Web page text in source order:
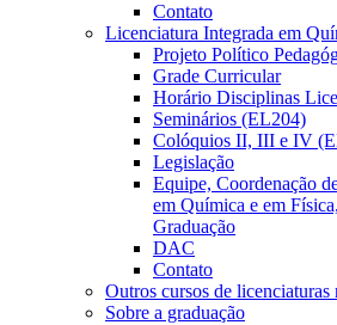
Contato
Licenciatura Integrada em
Projeto Político
Grade Curricular
Horário Disciplinas
Seminários (EL204)
Colóquios II, III e IV
Legislação
Equipe, Coordenação
em Química e em
Graduação
DAC
Contato
Outros cursos de
Sobre a graduação